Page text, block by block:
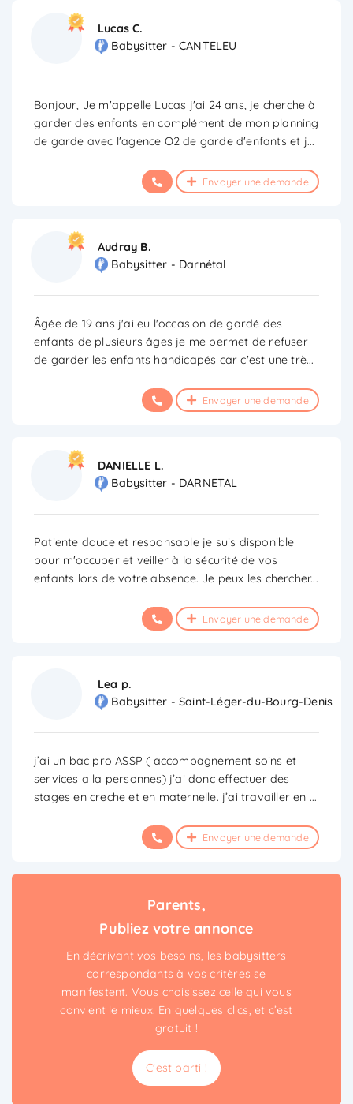
Lucas C.
Babysitter - CANTELEU
Bonjour, Je m'appelle Lucas j'ai 24 ans, je cherche à
garder des enfants en complément de mon planning
de garde avec l'agence O2 de garde d'enfants et j...
Envoyer une demande
Audray B.
Babysitter - Darnétal
Âgée de 19 ans j'ai eu l'occasion de gardé des
enfants de plusieurs âges je me permet de refuser
de garder les enfants handicapés car c'est une trè...
Envoyer une demande
DANIELLE L.
Babysitter - DARNETAL
Patiente douce et responsable je suis disponible
pour m'occuper et veiller à la sécurité de vos
enfants lors de votre absence. Je peux les chercher...
Envoyer une demande
Lea p.
Babysitter - Saint-Léger-du-Bourg-Denis
j’ai un bac pro ASSP ( accompagnement soins et
services a la personnes) j’ai donc effectuer des
stages en creche et en maternelle. j’ai travailler en ...
Envoyer une demande
Parents,
Publiez votre annonce
En décrivant vos besoins, les babysitters
correspondants à vos critères se
manifestent. Vous choisissez celle qui vous
convient le mieux. En quelques clics, et c’est
gratuit !
C'est parti !